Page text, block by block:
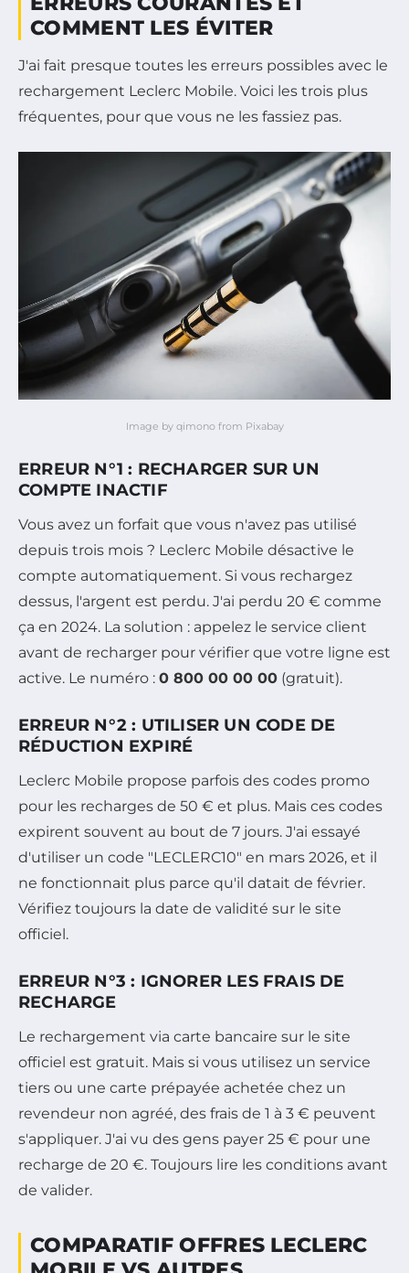
COMMENT LES ÉVITER
J'ai fait presque toutes les erreurs possibles avec le
rechargement Leclerc Mobile. Voici les trois plus
fréquentes, pour que vous ne les fassiez pas.
Image by qimono from Pixabay
ERREUR N°1 : RECHARGER SUR UN
COMPTE INACTIF
Vous avez un forfait que vous n'avez pas utilisé
depuis trois mois ? Leclerc Mobile désactive le
compte automatiquement. Si vous rechargez
dessus, l'argent est perdu. J'ai perdu 20 € comme
ça en 2024. La solution : appelez le service client
avant de recharger pour vérifier que votre ligne est
active. Le numéro : 0 800 00 00 00 (gratuit).
ERREUR N°2 : UTILISER UN CODE DE
RÉDUCTION EXPIRÉ
Leclerc Mobile propose parfois des codes promo
pour les recharges de 50 € et plus. Mais ces codes
expirent souvent au bout de 7 jours. J'ai essayé
d'utiliser un code "LECLERC10" en mars 2026, et il
ne fonctionnait plus parce qu'il datait de février.
Vérifiez toujours la date de validité sur le site
officiel.
ERREUR N°3 : IGNORER LES FRAIS DE
RECHARGE
Le rechargement via carte bancaire sur le site
officiel est gratuit. Mais si vous utilisez un service
tiers ou une carte prépayée achetée chez un
revendeur non agréé, des frais de 1 à 3 € peuvent
s'appliquer. J'ai vu des gens payer 25 € pour une
recharge de 20 €. Toujours lire les conditions avant
de valider.
COMPARATIF OFFRES LECLERC